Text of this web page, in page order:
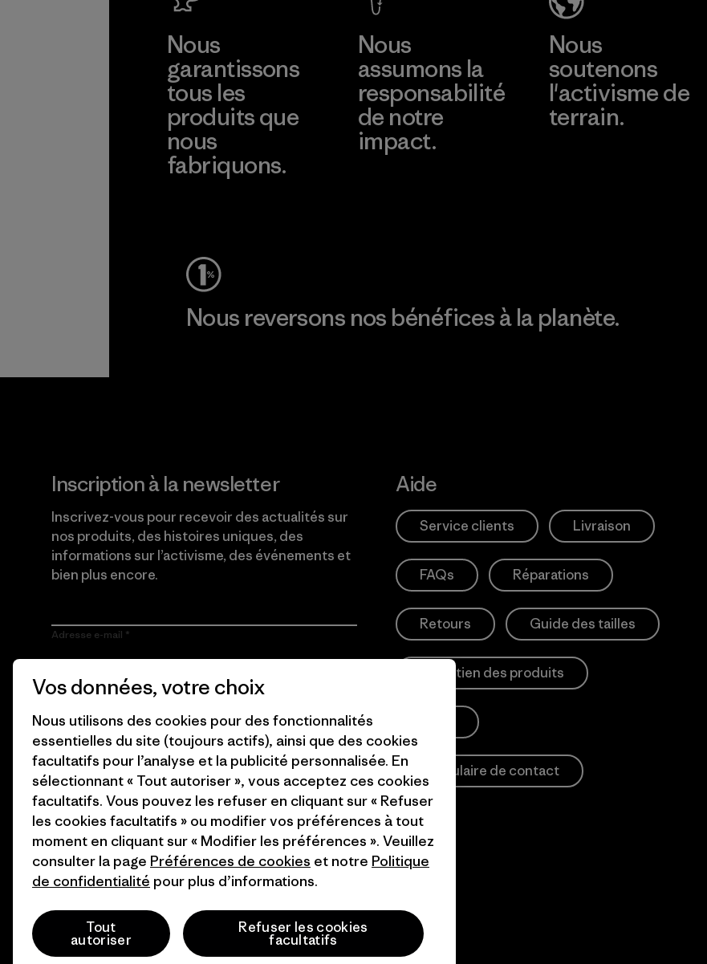
Nous
garantissons
tous les
produits que
nous
fabriquons.
Nous
assumons la
responsabilité
de notre
impact.
Nous
soutenons
l'activisme de
terrain.
Nous reversons nos bénéfices à la planète.
Inscription à la newsletter
Inscrivez-vous pour recevoir des actualités sur
nos produits, des histoires uniques, des
informations sur l’activisme, des événements et
bien plus encore.
Adresse e-mail
En cliquant sur le bouton S’inscrire, j’accepte que Patagonia
utilise mon adresse e-mail pour m’envoyer des e-mails
sensibilisation à l’activisme, les informations sur les événements
et autres, conformément à laPolitique de confidentialitéde
Patagonia.
S’inscrire
Aide
Service clients Livraison
FAQs Réparations
Retours Guide des tailles
Entretien des produits
Formulaire de contact
© 2026 Patagonia, Inc. All Rights Reserved.
Vos données, votre choix
Nous utilisons des cookies pour des fonctionnalités
essentielles du site (toujours actifs), ainsi que des cookies
facultatifs pour l’analyse et la publicité personnalisée. En
sélectionnant « Tout autoriser », vous acceptez ces cookies
facultatifs. Vous pouvez les refuser en cliquant sur « Refuser
les cookies facultatifs » ou modifier vos préférences à tout
moment en cliquant sur « Modifier les préférences ». Veuillez
consulter la page Préférences de cookies et notre Politique
de confidentialité pour plus d’informations.
Tout
autoriser
Refuser les cookies
facultatifs